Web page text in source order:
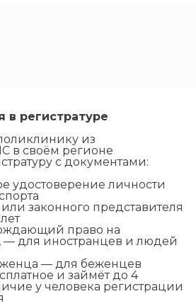
в регистратуре
из
в своём регионе
с документами:
удостоверение личности
законного представителя
право на
для иностранцев и людей
— для беженцев
и займёт до 4
у человека регистрации